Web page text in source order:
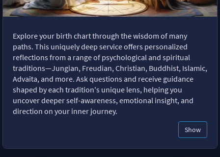
Explore your birth chart through the wisdom of many
paths. This uniquely deep service offers personalized
reflections from a range of psychological and spiritual
traditions—Jungian, Freudian, Christian, Buddhist, Islamic,
Advaita, and more. Ask questions and receive guidance
shaped by each tradition's unique lens, helping you
uncover deeper self-awareness, emotional insight, and
direction on your inner journey.
Show